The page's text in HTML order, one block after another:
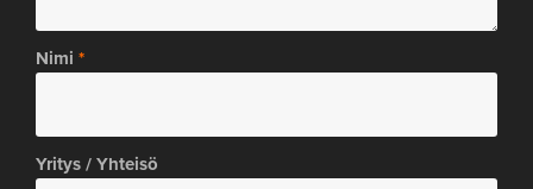
Nimi
Yritys / Yhteisö